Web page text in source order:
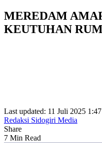
MEREDAM
KEUTUHAN
Last updated: 11 Juli 2025
Redaksi Sidogiri Media
Share
7 Min Read